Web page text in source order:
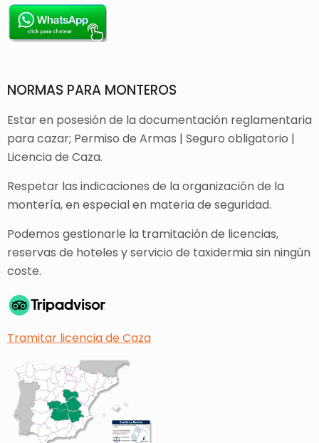
NORMAS PARA MONTEROS
Estar en posesión de la documentación reglamentaria
para cazar; Permiso de Armas | Seguro obligatorio |
Licencia de Caza.
Respetar las indicaciones de la organización de la
montería, en especial en materia de seguridad.
Podemos gestionarle la tramitación de licencias,
reservas de hoteles y servicio de taxidermia sin ningún
coste.
Tramitar licencia de Caza